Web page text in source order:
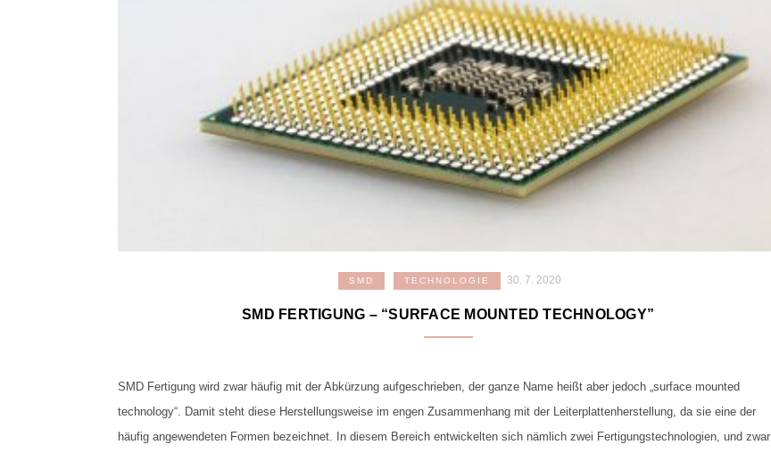
SMD TECHNOLOGIE 30. 7. 2020
SMD FERTIGUNG – “SURFACE MOUNTED TECHNOLOGY”
SMD Fertigung wird zwar häufig mit der Abkürzung aufgeschrieben, der ganze Name heißt aber jedoch „surface mounted
technology“. Damit steht diese Herstellungsweise im engen Zusammenhang mit der Leiterplattenherstellung, da sie eine der
häufig angewendeten Formen bezeichnet. In diesem Bereich entwickelten sich nämlich zwei Fertigungstechnologien, und zwar